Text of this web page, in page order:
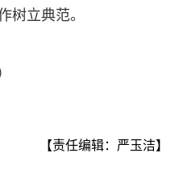
树立典范。
【责任编辑：严玉洁】